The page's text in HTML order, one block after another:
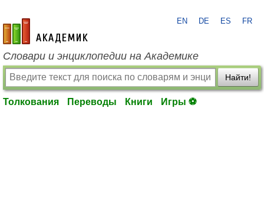
academic.ru
EN DE ES FR
Словари и энциклопедии на Академике
Найти!
Толкования Переводы Книги Игры ⚽